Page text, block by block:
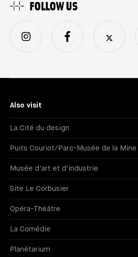
Also visit
La Cité du design
Puits Couriot/Parc-Musée de la Mine
Musée d'art et d'industrie
Site Le Corbusier
Opéra-Théâtre
La Comédie
Planétarium
FOLLOW US